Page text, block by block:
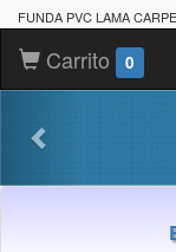
FUNDA PVC LAMA
Carrito 0